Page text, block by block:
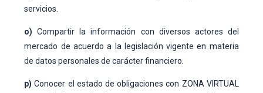
servicios.
o) Compartir la información con diversos actores del
mercado de acuerdo a la legislación vigente en materia
de datos personales de carácter financiero.
p) Conocer el estado de obligaciones con ZONA VIRTUAL